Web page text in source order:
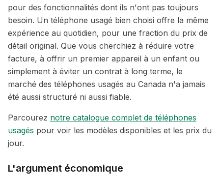
pour des fonctionnalités dont ils n'ont pas toujours
besoin. Un téléphone usagé bien choisi offre la même
expérience au quotidien, pour une fraction du prix de
détail original. Que vous cherchiez à réduire votre
facture, à offrir un premier appareil à un enfant ou
simplement à éviter un contrat à long terme, le
marché des téléphones usagés au Canada n'a jamais
été aussi structuré ni aussi fiable.
Parcourez notre catalogue complet de téléphones
usagés pour voir les modèles disponibles et les prix du
jour.
L'argument économique